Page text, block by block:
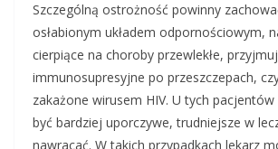
Szczególną ostrożność powinny
osłabionym układem odpornościowym,
cierpiące na choroby przewlekłe,
immunosupresyjne po przeszczepach,
zakażone wirusem HIV. U tych
być bardziej uporczywe, trudniejsze w
nawracać. W takich przypadkach lekarz